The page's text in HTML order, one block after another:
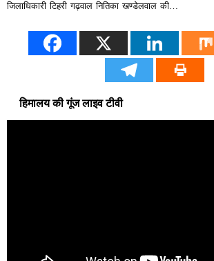
जिलाधिकारी टिहरी गढ़वाल नितिका खण्डेलवाल की…
हिमालय की गूंज लाइव टीवी